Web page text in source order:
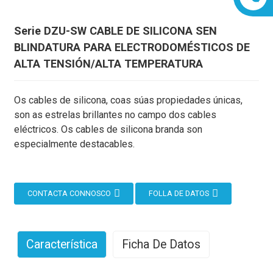
Serie DZU-SW CABLE DE SILICONA SEN
BLINDATURA PARA ELECTRODOMÉSTICOS DE
ALTA TENSIÓN/ALTA TEMPERATURA
Os cables de silicona, coas súas propiedades únicas,
son as estrelas brillantes no campo dos cables
eléctricos. Os cables de silicona branda son
especialmente destacables.
CONTACTA CONNOSCO FOLLA DE DATOS
Característica Ficha De Datos